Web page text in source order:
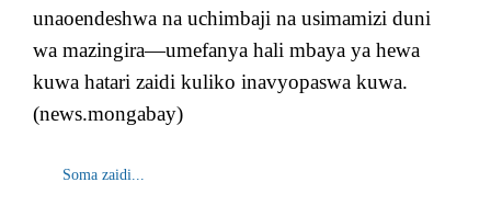
unaoendeshwa na uchimbaji na usimamizi duni
wa mazingira—umefanya hali mbaya ya hewa
kuwa hatari zaidi kuliko inavyopaswa kuwa.
(news.mongabay)
Soma zaidi...